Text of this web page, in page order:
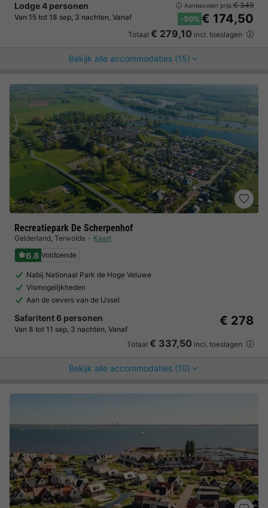
Lodge 4 personen
Van 15 tot 18 sep, 3 nachten, Vanaf
Aanbevolen prijs:€ 349
-50% € 174,50
Totaal € 279,10 incl. toeslagen
Bekijk alle accommodaties (15)
Recreatiepark De Scherpenhof
Gelderland, Terwolde Kaart
6.8 Voldoende
Nabij Nationaal Park de Hoge Veluwe
Vismogelijkheden
Aan de oevers van de IJssel
Safaritent 6 personen
Van 8 tot 11 sep, 3 nachten, Vanaf
€ 278
Totaal € 337,50 incl. toeslagen
Bekijk alle accommodaties (10)